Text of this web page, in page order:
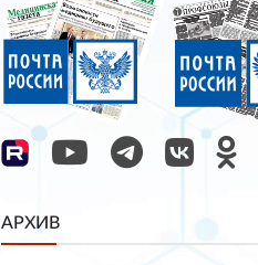
АРХИВ